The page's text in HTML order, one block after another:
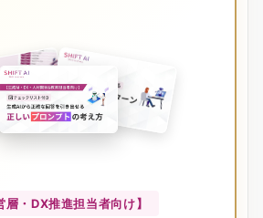
層・DX推進担当者向け】